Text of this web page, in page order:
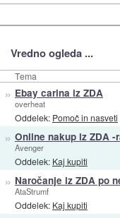
Vredno ogleda ...
Tema
» Ebay carina iz ZDA
overheat
Oddelek: Pomoč in nasveti
» Online nakup iz ZDA -
Avenger
Oddelek: Kaj kupiti
» Naročanje iz ZDA po
AtaStrumf
Oddelek: Kaj kupiti